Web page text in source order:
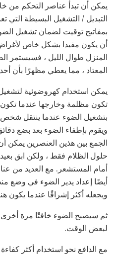
يمكن أن تبدأ عناصر التحكم من
التبديل / التشغيل البسيطة التي
بمفاتيح توقيت لضمان تشغيل
أن يكون مفيدا بشكل خاص لأغراض
المنزل طوال الليل ، فسيستمر
المعتاد ، مما يعطي مظهرًا بأن
يمكن استخدام كهروضوئية لتشغيل
تكون مظلمة وخارجها عندما
بتشغيل الضوء عندما ينتقل شخص
ويقوم بإطفاء الضوء بعد بضع
الجمع بين هذين العنصرين يمكن
حلول الظلام فقط ، ولكن ابق
أمام المستشعر. مع العديد من
أيضًا إعداد يدير الضوء في وضع
ويجعله أكثر إشراقًا عندما يكون
ثم سيصبح الضوء خافتًا مرة أخرى
لبعض الوقت.
مع الدافع نحو استخدام أكثر